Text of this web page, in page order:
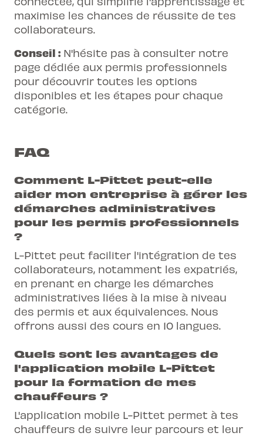
maximise les chances de réussite de tes
collaborateurs.
Conseil : N'hésite pas à consulter notre
page dédiée aux permis professionnels
pour découvrir toutes les options
disponibles et les étapes pour chaque
catégorie.
FAQ
Comment L-Pittet peut-elle
aider mon entreprise à gérer les
démarches administratives
pour les permis professionnels
?
L-Pittet peut faciliter l'intégration de tes
collaborateurs, notamment les expatriés,
en prenant en charge les démarches
administratives liées à la mise à niveau
des permis et aux équivalences. Nous
offrons aussi des cours en 10 langues.
Quels sont les avantages de
l'application mobile L-Pittet
pour la formation de mes
chauffeurs ?
L'application mobile L-Pittet permet à tes
chauffeurs de suivre leur parcours et leur